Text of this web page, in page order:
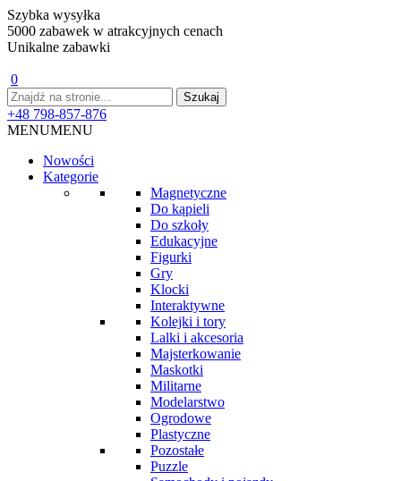
Szybka wysyłka
5000 zabawek w atrakcyjnych cenach
Unikalne zabawki
0
+48 798-857-876
MENUMENU
Nowości
Kategorie
Magnetyczne
Do kąpieli
Do szkoły
Edukacyjne
Figurki
Gry
Klocki
Interaktywne
Kolejki i tory
Lalki i akcesoria
Majsterkowanie
Maskotki
Militarne
Modelarstwo
Ogrodowe
Plastyczne
Pozostałe
Puzzle